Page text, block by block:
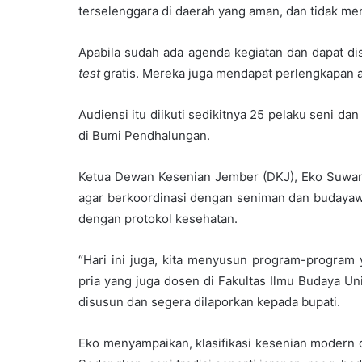
terselenggara di daerah yang aman, dan tidak
Apabila sudah ada agenda kegiatan dan dapat
testgratis. Mereka juga mendapat perlengkapan
Audiensi itu diikuti sedikitnya 25 pelaku seni
di Bumi Pendhalungan.
Ketua Dewan Kesenian Jember (DKJ), Eko
agar berkoordinasi dengan seniman dan
dengan protokol kesehatan.
“Hari ini juga, kita menyusun program-
pria yang juga dosen di Fakultas Ilmu Budaya
disusun dan segera dilaporkan kepada bupati.
Eko menyampaikan, klasifikasi kesenian